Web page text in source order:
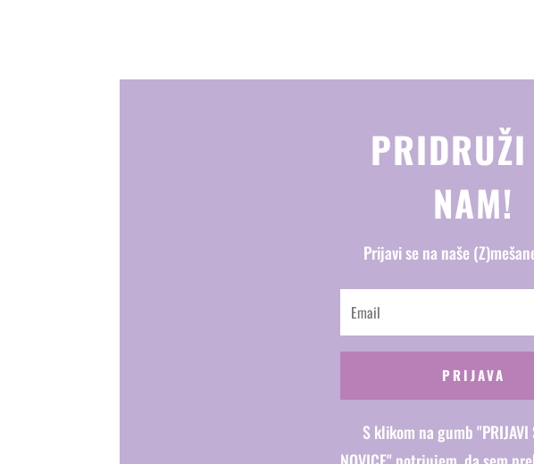
PRIDRUŽI
NAM!
Prijavi se na naše
PRIJAVA
S klikom na gumb "PRIJAVI